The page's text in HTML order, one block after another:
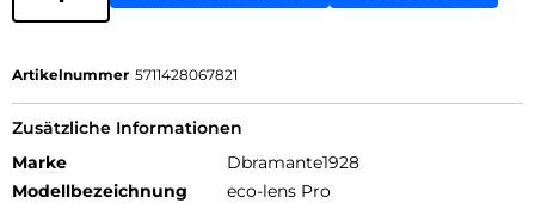
Artikelnummer 5711428067821
Zusätzliche Informationen
Marke
Dbramante1928
Modellbezeichnung
eco-lens Pro